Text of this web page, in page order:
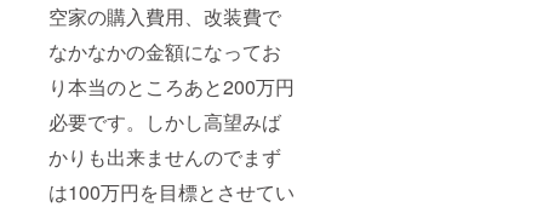
空家の購入費用、改装費で
なかなかの金額になってお
り本当のところあと200万円
必要です。しかし高望みば
かりも出来ませんのでまず
は100万円を目標とさせてい